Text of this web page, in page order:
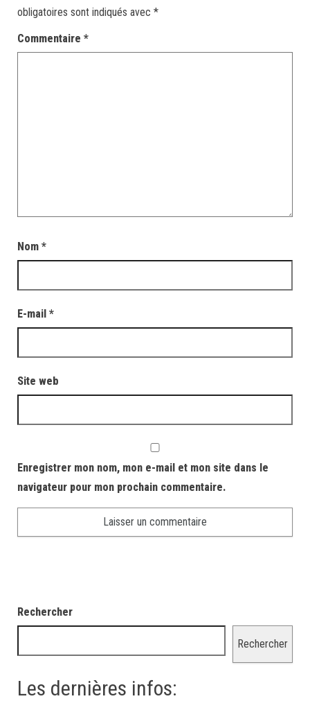
obligatoires sont indiqués avec *
Commentaire *
Nom *
E-mail *
Site web
Enregistrer mon nom, mon e-mail et mon site dans le
navigateur pour mon prochain commentaire.
Rechercher
Rechercher
Les dernières infos: